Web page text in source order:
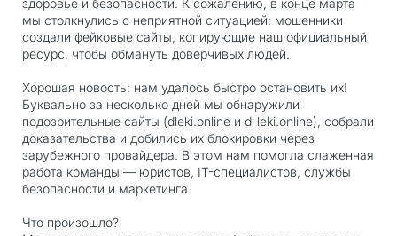
здоровье и безопасности. К сожалению, в конце марта
мы столкнулись с неприятной ситуацией: мошенники
создали фейковые сайты, копирующие наш официальный
ресурс, чтобы обмануть доверчивых людей.
Хорошая новость: нам удалось быстро остановить их!
Буквально за несколько дней мы обнаружили
подозрительные сайты (dleki.online и d-leki.online), собрали
доказательства и добились их блокировки через
зарубежного провайдера. В этом нам помогла слаженная
работа команды — юристов, IT-специалистов, службы
безопасности и маркетинга.
Что произошло?